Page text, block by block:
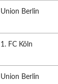
Union Berlin
1. FC Köln
Union Berlin